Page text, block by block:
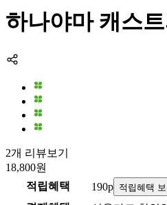
하나야마 캐스
2개 리뷰보기
18,800원
적립혜택
190p 적립혜택 보